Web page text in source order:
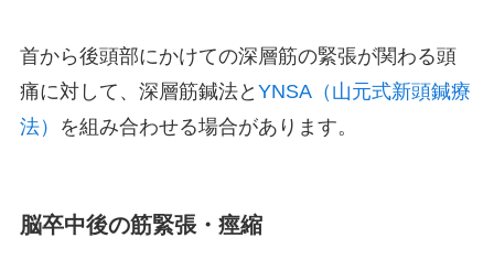
首から後頭部にかけての深層筋の緊張が関わる頭
痛に対して、深層筋鍼法と YNSA（山元式新頭鍼療
法）
を組み合わせる場合があります。
脳卒中後の筋緊張・痙縮